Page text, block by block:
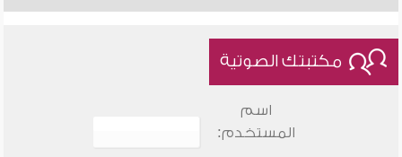
مكتبتك الصوتية
اسم
المستخدم: